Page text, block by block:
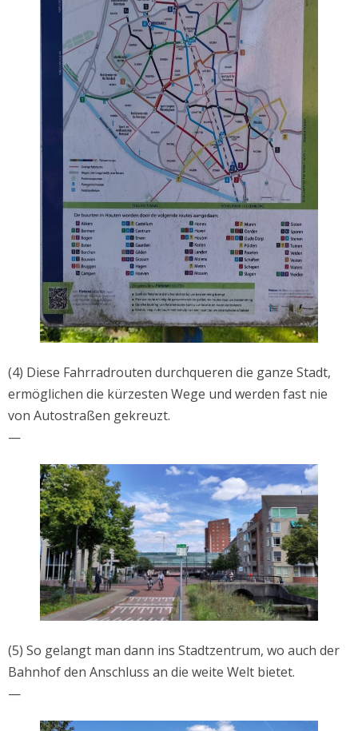
(4) Diese Fahrradrouten durchqueren die ganze Stadt,
ermöglichen die kürzesten Wege und werden fast nie
von Autostraßen gekreuzt.
—
(5) So gelangt man dann ins Stadtzentrum, wo auch der
Bahnhof den Anschluss an die weite Welt bietet.
—